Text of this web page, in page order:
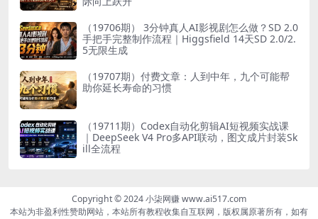
（19706期） 3分钟真人AI影视剧怎么做？SD 2.0
手把手完整制作流程｜Higgsfield 14天SD 2.0/2.
5无限生成
（19707期）付费文章：人到中年，九个可能帮
助你延长寿命的习惯
（19711期）Codex自动化剪辑AI短视频实战课
｜DeepSeek V4 Pro多API联动，图文成片封装Sk
ill全流程
Copyright © 2024 小柒网赚 www.ai517.com
本站为非盈利性赞助网站，本站所有教程收集自互联网，版权属原著所有，如有